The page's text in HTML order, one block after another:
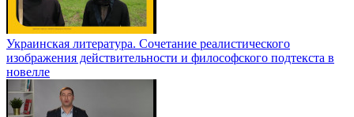
Украинская литература. Сочетание реалистического
изображения действительности и философского подтекста в
новелле